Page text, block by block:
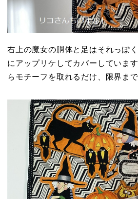
右上の魔女の胴体と足はそれっぽ
にアップリケしてカバーしていま
らモチーフを取れるだけ、限界ま